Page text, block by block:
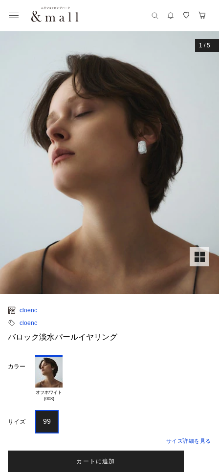
1 /5
cloenc
cloenc
バロック淡水パールイヤリング
カラー
オフホワイト
(003)
サイズ 99
サイズ詳細を見る
カートに追加